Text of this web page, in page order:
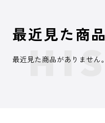
最近見た商品
最近見た商品がありません。